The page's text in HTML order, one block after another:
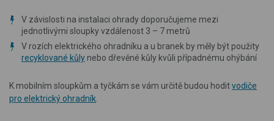
V závislosti na instalaci ohrady doporučujeme mezi
jednotlivými sloupky vzdálenost 3 – 7 metrů
V rozích elektrického ohradníku a u branek by měly být použity
recyklované kůly nebo dřevěné kůly kvůli případnému ohýbání
K mobilním sloupkům a tyčkám se vám určitě budou hoditvodiče
pro elektrický ohradník